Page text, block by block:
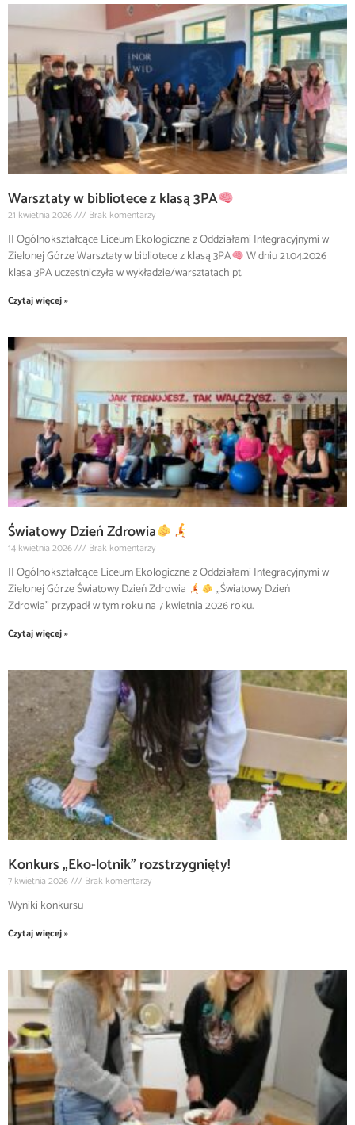
Warsztaty w bibliotece z klasą 3PA
21 kwietnia 2026 Brak komentarzy
II Ogólnokształcące Liceum Ekologiczne z Oddziałami Integracyjnymi w
Zielonej Górze Warsztaty w bibliotece z klasą 3PA
W dniu 21.04.2026
klasa 3PA uczestniczyła w wykładzie/warsztatach pt.
Czytaj więcej »
Światowy Dzień Zdrowia
14 kwietnia 2026 Brak komentarzy
II Ogólnokształcące Liceum Ekologiczne z Oddziałami Integracyjnymi w
Zielonej Górze Światowy Dzień Zdrowia
„Światowy Dzień
Zdrowia” przypadł w tym roku na 7 kwietnia 2026 roku.
Czytaj więcej »
Konkurs „Eko-lotnik” rozstrzygnięty!
7 kwietnia 2026 Brak komentarzy
Wyniki konkursu
Czytaj więcej »